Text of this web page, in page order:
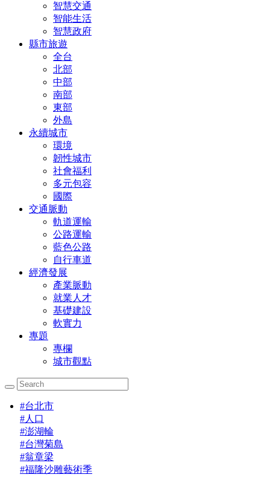
智慧交通
智能生活
智慧政府
縣市旅遊
全台
北部
中部
南部
東部
外島
永續城市
環境
韌性城市
社會福利
多元包容
國際
交通脈動
軌道運輸
公路運輸
藍色公路
自行車道
經濟發展
產業脈動
就業人才
基礎建設
軟實力
專題
專欄
城市觀點
#台北市
#人口
#澎湖輪
#台灣菊島
#翁章梁
#福隆沙雕藝術季